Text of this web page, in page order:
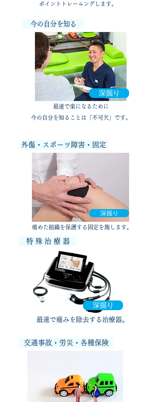
ポイントトレーニング​します。
今の自分を知る
深掘り
最速で楽になるために
今の自分を知ることは「不可欠」です。
外傷・スポーツ障害​・固定
深掘り
​痛めた組織を保護する固定を施します。
特 殊 治 療 器
深掘り
​最速で痛みを除去する治療器。
交通事故・労災・各種保険